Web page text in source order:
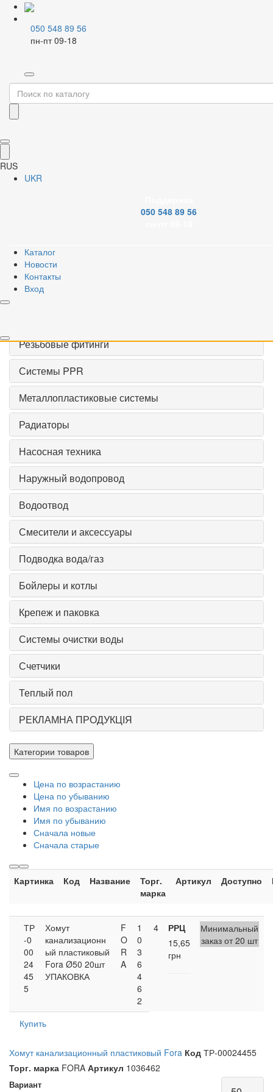
050 548 89 56
пн-пт 09-18
RUS
UKR
050 548 89 56
Каталог
Новости
Контакты
Вход
Главная Каталог
Пластиковые хомуты
Сброс
VALOGIN
Резьбовые фитинги
Системы PPR
Металлопластиковые системы
Радиаторы
Насосная техника
Наружный водопровод
Водоотвод
Смесители и аксессуары
Подводка вода/газ
Бойлеры и котлы
Крепеж и паковка
Системы очистки воды
Счетчики
Теплый пол
РЕКЛАМНА ПРОДУКЦІЯ
Категории товаров
Цена по возрастанию
Цена по убыванию
Имя по возрастанию
Имя по убыванию
Сначала новые
Сначала старые
Картинка Код Название
Торг.
марка
Артикул Доступно
ТР
-0
00
24
45
5
Хомут
канализационн
ый пластиковый
Fora Ø50 20шт
УПАКОВКА
F
O
R
A
1
0
3
6
4
6
2
4
РРЦ
15,65
грн
Минимальный
заказ от 20 шт
Купить
Хомут канализационный пластиковый Fora Код ТР-00024455
Торг. марка FORA Артикул 1036462
Вариант